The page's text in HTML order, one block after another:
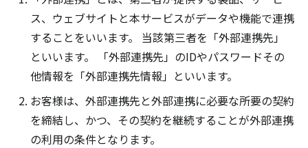
ス、ウェブサイトと本サービスがデータや機能で連携
することをいいます。 当該第三者を「外部連携先」
といいます。 「外部連携先」のIDやパスワードその
他情報を「外部連携先情報」といいます。
お客様は、外部連携先と外部連携に必要な所要の契約
を締結し、かつ、その契約を継続することが外部連携
の利用の条件となります。